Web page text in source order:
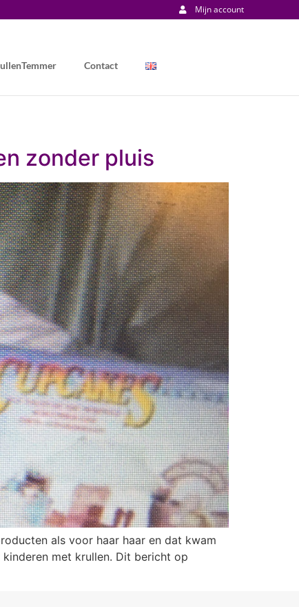
Mijn account
Contact
zonder pluis
als voor haar haar en dat kwam
met krullen. Dit bericht op